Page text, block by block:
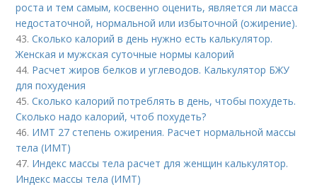
роста и тем самым, косвенно оценить, является ли масса
недостаточной, нормальной или избыточной (ожирение).
43.Сколько калорий в день нужно есть калькулятор.
Женская и мужская суточные нормы калорий
44. Расчет жиров белков и углеводов. Калькулятор БЖУ
для похудения
45.Сколько калорий потреблять в день, чтобы похудеть.
Сколько надо калорий, чтоб похудеть?
46. ИМТ 27 степень ожирения. Расчет нормальной массы
тела (ИМТ)
47. Индекс массы тела расчет для женщин калькулятор.
Индекс массы тела (ИМТ)